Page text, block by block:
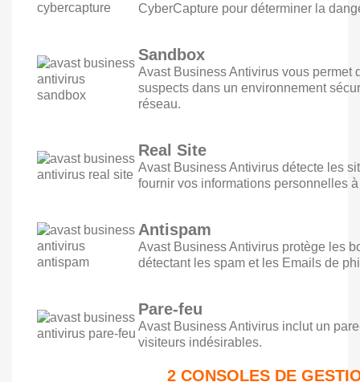
CyberCapture pour déterminer la
Sandbox
Avast Business Antivirus vous permet
suspects dans un environnement
réseau.
Real Site
Avast Business Antivirus détecte les
fournir vos informations personnelles
Antispam
Avast Business Antivirus protège les
détectant les spam et les Emails de
Pare-feu
Avast Business Antivirus inclut un
visiteurs indésirables.
2 CONSOLES DE